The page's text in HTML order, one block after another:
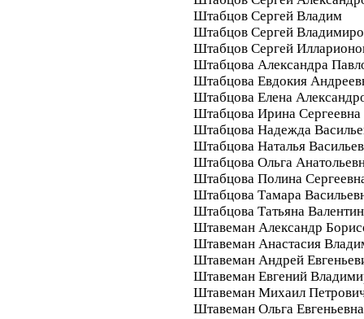
Штабцов Сергей Владим
Штабцов Сергей
Штабцов Сергей
Штабцова Александра
Штабцова Евдокия
Штабцова Елена
Штабцова Ирина Сергеевна
Штабцова Надежда
Штабцова Наталья
Штабцова Ольга
Штабцова Полина
Штабцова Тамара
Штабцова Татьяна
Штавеман Александр
Штавеман Анастасия
Штавеман Андрей
Штавеман Евгений
Штавеман Михаил
Штавеман Ольга Евгеньевна